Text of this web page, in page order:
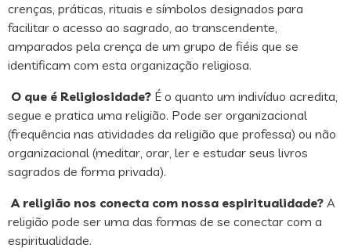
crenças, práticas, rituais e símbolos designados para
facilitar o acesso ao sagrado, ao transcendente,
amparados pela crença de um grupo de fiéis que se
identificam com esta organização religiosa.
O que é Religiosidade? É o quanto um indivíduo acredita,
segue e pratica uma religião. Pode ser organizacional
(frequência nas atividades da religião que professa) ou não
organizacional (meditar, orar, ler e estudar seus livros
sagrados de forma privada).
A religião nos conecta com nossa espiritualidade? A
religião pode ser uma das formas de se conectar com a
espiritualidade.